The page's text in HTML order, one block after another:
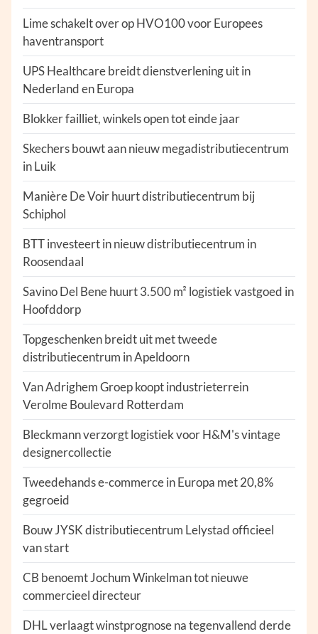
Lime schakelt over op HVO100 voor Europees
haventransport
UPS Healthcare breidt dienstverlening uit in
Nederland en Europa
Blokker failliet, winkels open tot einde jaar
Skechers bouwt aan nieuw megadistributiecentrum
in Luik
Manière De Voir huurt distributiecentrum bij
Schiphol
BTT investeert in nieuw distributiecentrum in
Roosendaal
Savino Del Bene huurt 3.500 m² logistiek vastgoed in
Hoofddorp
Topgeschenken breidt uit met tweede
distributiecentrum in Apeldoorn
Van Adrighem Groep koopt industrieterrein
Verolme Boulevard Rotterdam
Bleckmann verzorgt logistiek voor H&M's vintage
designercollectie
Tweedehands e-commerce in Europa met 20,8%
gegroeid
Bouw JYSK distributiecentrum Lelystad officieel
van start
CB benoemt Jochum Winkelman tot nieuwe
commercieel directeur
DHL verlaagt winstprognose na tegenvallend derde